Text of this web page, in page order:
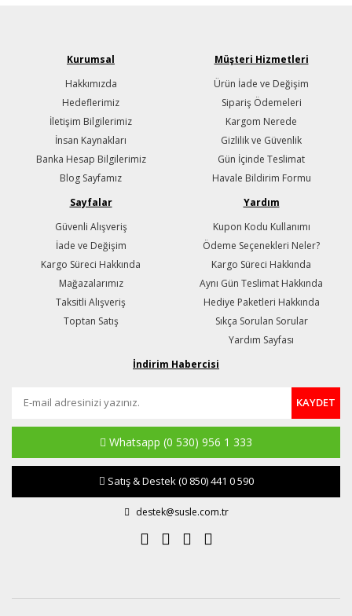
Kurumsal
Hakkımızda
Hedeflerimiz
İletişim Bilgilerimiz
İnsan Kaynakları
Banka Hesap Bilgilerimiz
Blog Sayfamız
Müşteri Hizmetleri
Ürün İade ve Değişim
Sipariş Ödemeleri
Kargom Nerede
Gizlilik ve Güvenlik
Gün İçinde Teslimat
Havale Bildirim Formu
Sayfalar
Güvenli Alışveriş
İade ve Değişim
Kargo Süreci Hakkında
Mağazalarımız
Taksitli Alışveriş
Toptan Satış
Yardım
Kupon Kodu Kullanımı
Ödeme Seçenekleri Neler?
Kargo Süreci Hakkında
Aynı Gün Teslimat Hakkında
Hediye Paketleri Hakkında
Sıkça Sorulan Sorular
Yardım Sayfası
İndirim Habercisi
KAYDET
Whatsapp (0 530) 956 1 333
Satış & Destek(0 850) 441 0 590
destek@susle.com.tr